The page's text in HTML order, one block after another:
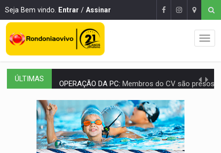
Seja Bem vindo. Entrar / Assinar
ÚLTIMAS OPERAÇÃO DA PC: Membros do CV são presos com armas e drogas
ENTRADA GRATUITA:Espetáculo As Marias Somos Nós será
VÍDEO:Três são presos após furto de motocicleta em frente
CELEBRAÇÃO:Cerejeiras completa 43 anos de emancipação com